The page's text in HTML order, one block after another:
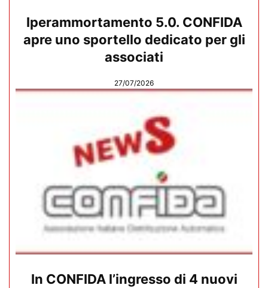
Iperammortamento 5.0. CONFIDA
apre uno sportello dedicato per gli
associati
27/07/2026
In CONFIDA l’ingresso di 4 nuovi